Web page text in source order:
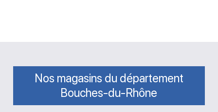
Nos magasins du département
Bouches-du-Rhône